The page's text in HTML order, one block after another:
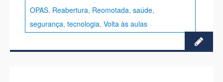
OPAS, Reabertura, Reomotada,saúde,
segurança,tecnologia,Volta às aulas